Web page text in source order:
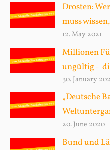
:
Drosten:
muss
12. May 2021
Millionen
ungültig –
30. January
„Deutsche
20. June 2020
Bund und